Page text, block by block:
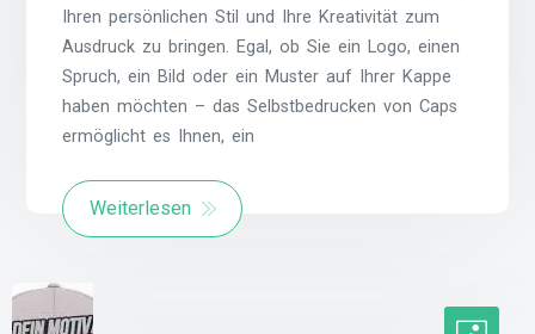
Ihren persönlichen Stil und Ihre Kreativität zum
Ausdruck zu bringen. Egal, ob Sie ein Logo, einen
Spruch, ein Bild oder ein Muster auf Ihrer Kappe
haben möchten – das Selbstbedrucken von Caps
ermöglicht es Ihnen, ein
Weiterlesen